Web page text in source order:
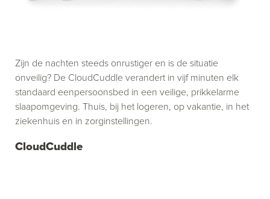
CloudCuddle
Zijn de nachten steeds onrustiger en is de situatie
onveilig? De CloudCuddle verandert in vijf minuten elk
standaard eenpersoonsbed in een veilige, prikkelarme
slaapomgeving. Thuis, bij het logeren, op vakantie, in het
ziekenhuis en in zorginstellingen.